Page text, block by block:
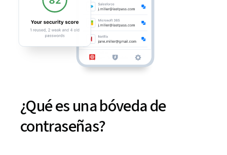
¿Qué es una bóveda de
contraseñas?